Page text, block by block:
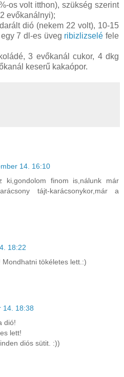
os volt itthon), szükség szerint
evőkanálnyi);
dió (nekem 22 volt), 10-15
7 dl-es üveg ribizlizselé fele
3 evőkanál cukor, 4 dkg
keserű kakaópor.
14. 16:10
finom is,nálunk már
tájt-karácsonykor,már a
18:22
tökéletes lett.:)
14. 18:38
dió!
lett!
diós sütit. :))